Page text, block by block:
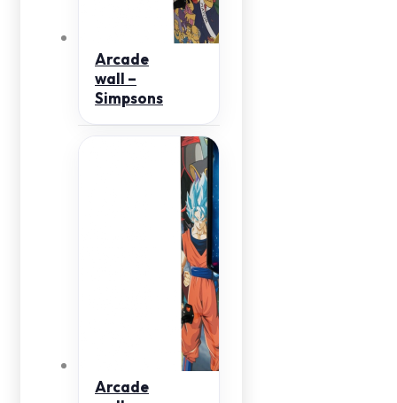
Arcade
wall –
Simpsons
Arcade